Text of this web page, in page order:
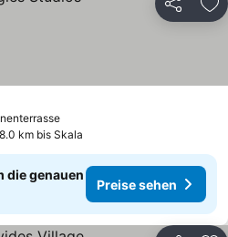
Teilen
Preise sehen
km bis Skala
die genauen
Preise sehen